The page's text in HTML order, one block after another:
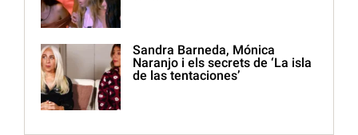
Sandra Barneda, Mónica
Naranjo i els secrets de ‘La isla
de las tentaciones’